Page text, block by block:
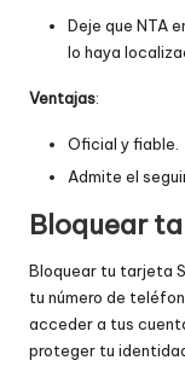
Deje que NTA
lo haya
Ventajas:
Oficial y fiable.
Admite el
Bloquear
Bloquear tu tarjeta
tu número de
acceder a tus
proteger tu